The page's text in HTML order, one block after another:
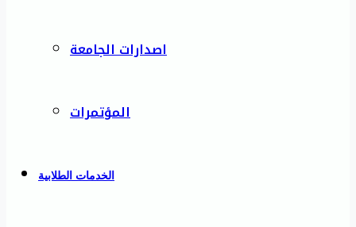
اصدارات الجامعة
المؤتمرات
الخدمات الطلابية